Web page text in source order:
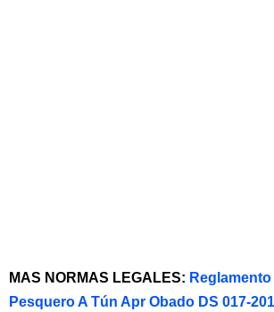
MAS NORMAS LEGALES:
Pesquero A Tún Apr Obado DS 017-